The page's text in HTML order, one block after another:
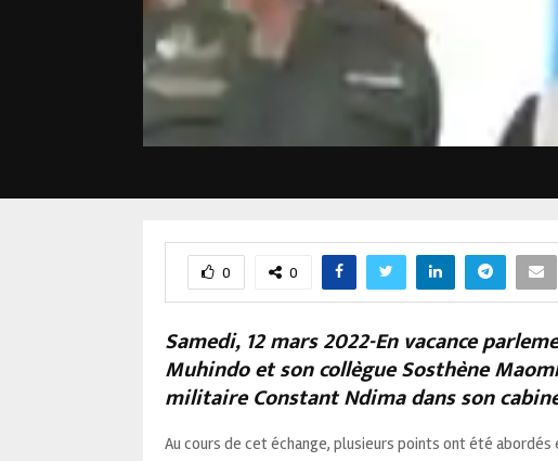
0 0
Samedi, 12 mars 2022-En vacance
Muhindo et son collègue Sosthène
militaire Constant Ndima dans son
Au cours de cet échange, plusieurs points ont été